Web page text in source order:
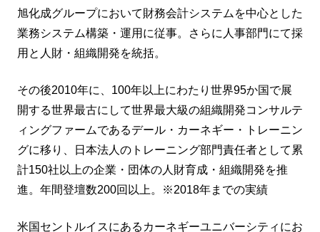
旭化成グループにおいて財務会計システムを中心とした
業務システム構築・運用に従事。さらに人事部門にて採
用と人財・組織開発を統括。
その後2010年に、100年以上にわたり世界95か国で展
開する世界最古にして世界最大級の組織開発コンサルテ
ィングファームであるデール・カーネギー・トレーニン
グに移り、日本法人のトレーニング部門責任者として累
計150社以上の企業・団体の人財育成・組織開発を推
進。年間登壇数200回以上。※2018年までの実績
米国セントルイスにあるカーネギーユニバーシティにお